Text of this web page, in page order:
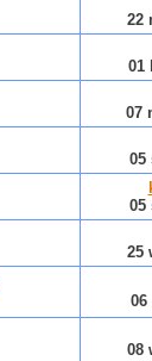
22
01
07
05
05
25
06
08